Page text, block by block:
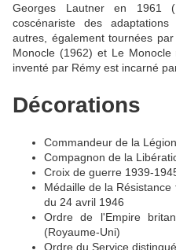
Georges Lautner en 1961
coscénariste des
autres, également tournées
Monocle (1962) et Le
inventé par Rémy est incarné
Décorations
Commandeur de la
Compagnon de la
Croix de guerre 1939-
Médaille de la
du 24 avril 1946
Ordre de l'Empire
(Royaume-Uni)
Ordre du Service